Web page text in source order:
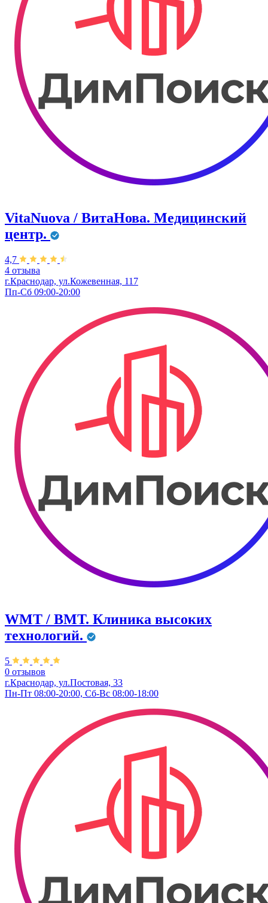
VitaNuova / ВитаНова. Медицинский
центр.
4,7
4 отзыва
г.Краснодар, ул.Кожевенная, 117
Пп-Сб 09:00-20:00
WMT / ВМТ. Клиника высоких
технологий.
5
0 отзывов
г.Краснодар, ул.​Постовая, 33
Пн-Пт 08:00-20:00, Сб-Вс 08:00-18:00